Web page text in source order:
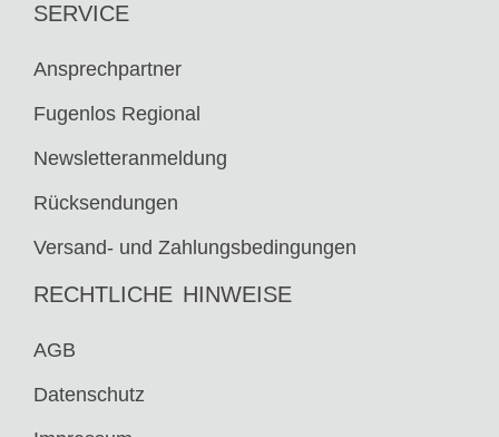
SERVICE
Ansprechpartner
Fugenlos Regional
Newsletteranmeldung
Rücksendungen
Versand- und Zahlungsbedingungen
RECHTLICHE HINWEISE
AGB
Datenschutz